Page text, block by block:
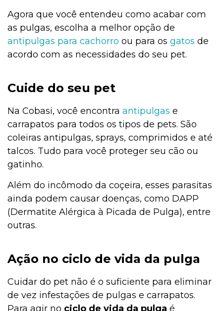
Agora que você entendeu como acabar com
as pulgas, escolha a melhor opção de
antipulgas para cachorro ou para os gatos de
acordo com as necessidades do seu pet.
Cuide do seu pet
Na Cobasi, você encontra antipulgas e
carrapatos para todos os tipos de pets. São
coleiras antipulgas, sprays, comprimidos e até
talcos. Tudo para você proteger seu cão ou
gatinho.
Além do incômodo da coçeira, esses parasitas
ainda podem causar doenças, como DAPP
(Dermatite Alérgica à Picada de Pulga), entre
outras.
Ação no ciclo de vida da pulga
Cuidar do pet não é o suficiente para eliminar
de vez infestações de pulgas e carrapatos.
Para agir no ciclo de vida da pulga é